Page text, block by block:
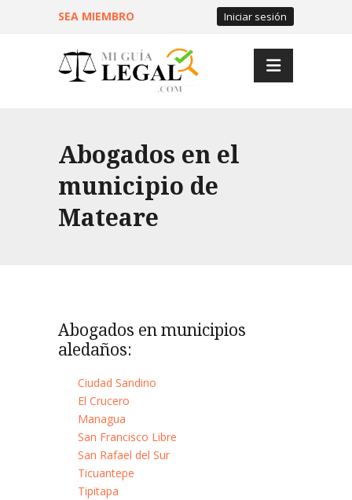
SEA MIEMBRO Iniciar sesión
Abogados en el
municipio de
Mateare
Abogados en municipios
aledaños:
Ciudad Sandino
El Crucero
Managua
San Francisco Libre
San Rafael del Sur
Ticuantepe
Tipitapa